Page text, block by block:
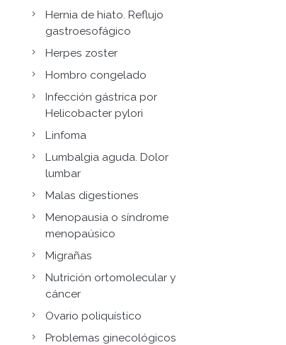
Hernia de hiato. Reflujo
gastroesofágico
Herpes zoster
Hombro congelado
Infección gástrica por
Helicobacter pylori
Linfoma
Lumbalgia aguda. Dolor
lumbar
Malas digestiones
Menopausia o síndrome
menopaúsico
Migrañas
Nutrición ortomolecular y
cáncer
Ovario poliquístico
Problemas ginecológicos